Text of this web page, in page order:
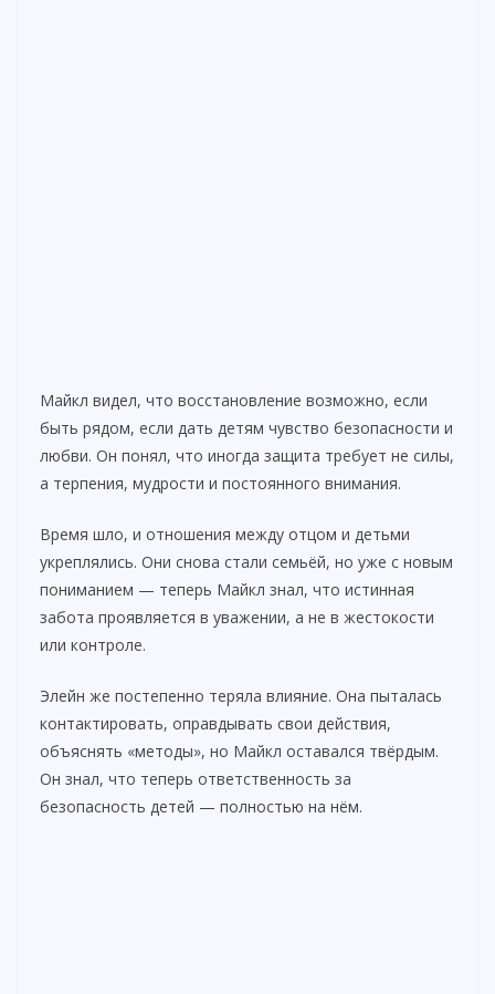
Майкл видел, что восстановление возможно, если
быть рядом, если дать детям чувство безопасности и
любви. Он понял, что иногда защита требует не силы,
а терпения, мудрости и постоянного внимания.
Время шло, и отношения между отцом и детьми
укреплялись. Они снова стали семьёй, но уже с новым
пониманием — теперь Майкл знал, что истинная
забота проявляется в уважении, а не в жестокости
или контроле.
Элейн же постепенно теряла влияние. Она пыталась
контактировать, оправдывать свои действия,
объяснять «методы», но Майкл оставался твёрдым.
Он знал, что теперь ответственность за
безопасность детей — полностью на нём.